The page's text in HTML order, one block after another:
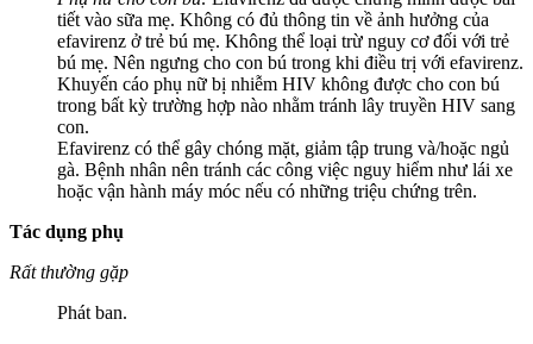
tiết vào sữa mẹ. Không có đủ thông tin về ảnh hưởng của
efavirenz ở trẻ bú mẹ. Không thể loại trừ nguy cơ đối với trẻ
bú mẹ. Nên ngưng cho con bú trong khi điều trị với efavirenz.
Khuyến cáo phụ nữ bị nhiễm HIV không được cho con bú
trong bất kỳ trường hợp nào nhằm tránh lây truyền HIV sang
con.
Efavirenz có thể gây chóng mặt, giảm tập trung và/hoặc ngủ
gà. Bệnh nhân nên tránh các công việc nguy hiểm như lái xe
hoặc vận hành máy móc nếu có những triệu chứng trên.
Tác dụng phụ
Rất thường gặp
Phát ban.